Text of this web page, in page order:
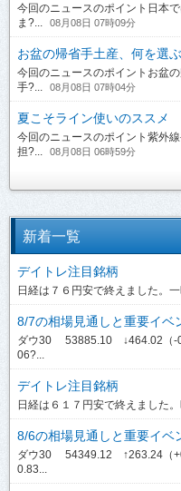
今回のニュースのポイント日本
ま?...
08月08日 07時09分
お盆の帰省手土産、何を選
今回のニュースのポイントお盆
手?...
08月08日 07時04分
夏こそライン使いのススメ
今回のニュースのポイント紫外
担?...
08月08日 06時59分
新着一覧
デイトレ注目銘柄
日経は７６円安で終えました。
8/7の相場見通しと重要イベ
ダウ30 53885.10 ↓464.02（-
06?...
デイトレ注目銘柄
日経は６１７円安で終えました
8/6の相場見通しと重要イベ
ダウ30 54349.12 ↑263.24（
0.83...